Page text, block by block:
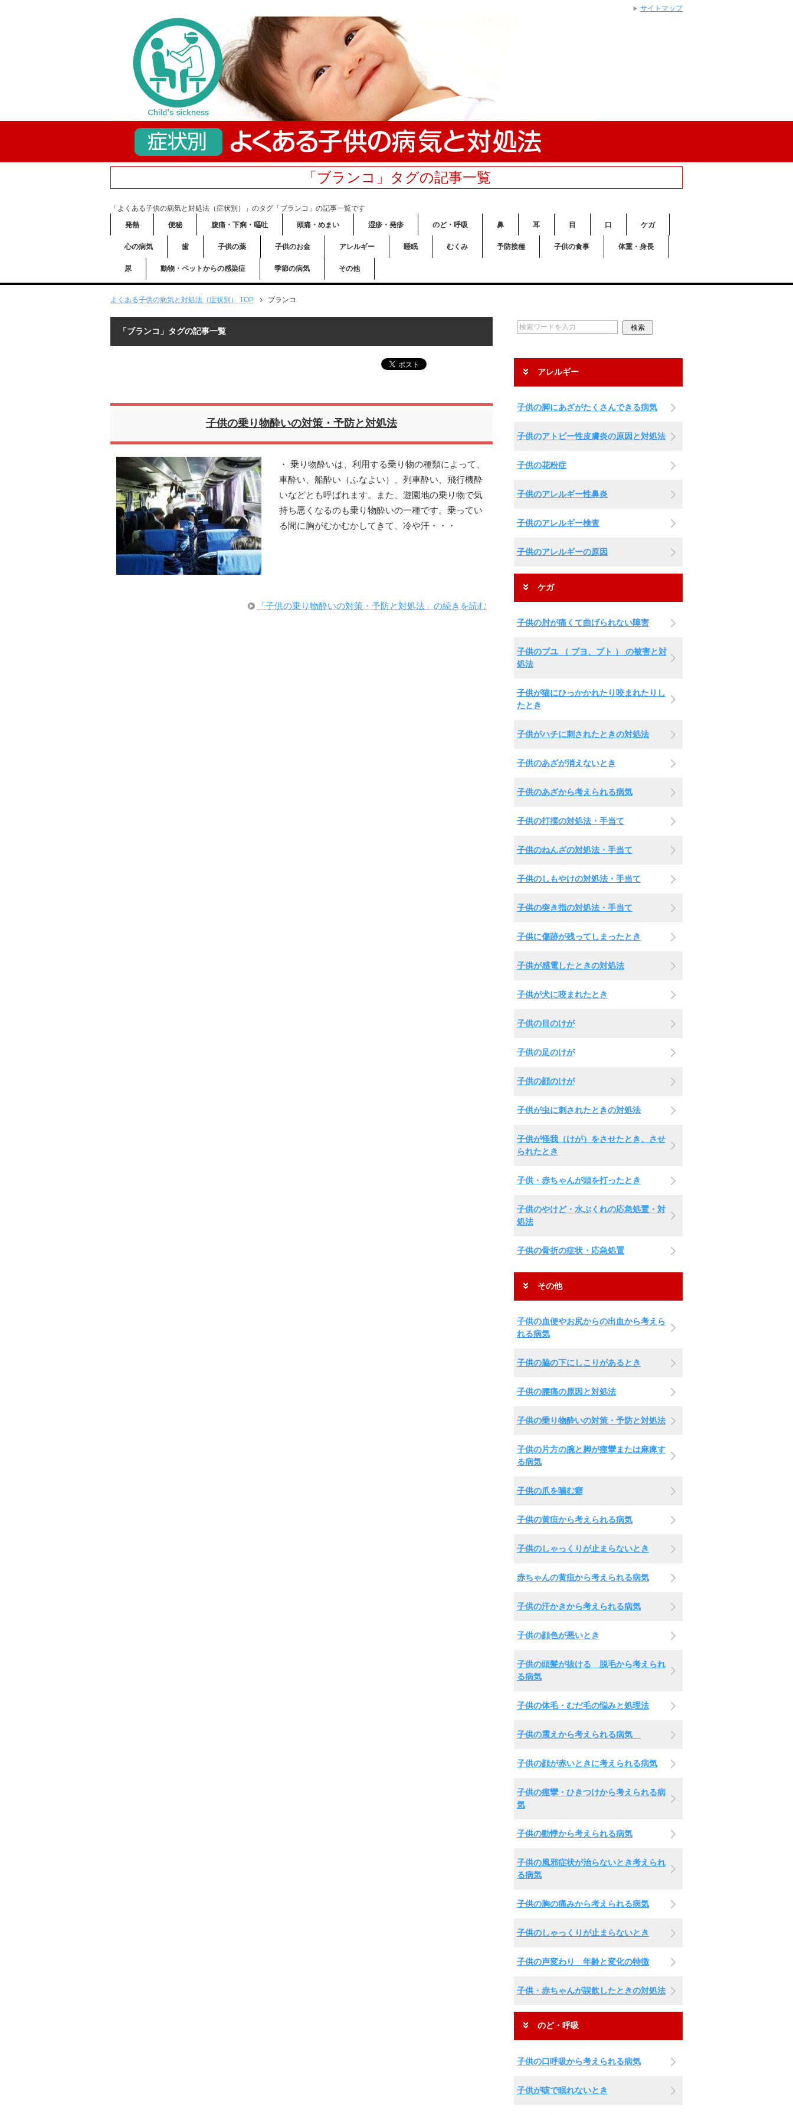
「ブランコ」タグの記事一覧
「よくある子供の病気と対処法（症状別）」のタグ「ブランコ」の記事一覧です
発熱
便秘 腹痛・下痢・嘔吐 頭痛・めまい 湿疹・発疹 のど・呼吸 鼻 耳 目 口 ケガ
心の病気 歯 子供の薬 子供のお金 アレルギー 睡眠 むくみ 予防接種 子供の食事 体重・身長
尿 動物・ペットからの感染症 季節の病気 その他
よくある子供の病気と対処法（症状別） TOP ブランコ
「ブランコ」タグの記事一覧
子供の乗り物酔いの対策・予防と対処法
・ 乗り物酔いは、利用する乗り物の種類によって、
車酔い、船酔い（ふなよい）、列車酔い、飛行機酔
いなどとも呼ばれます。また、遊園地の乗り物で気
持ち悪くなるのも乗り物酔いの一種です。乗ってい
る間に胸がむかむかしてきて、冷や汗・・・
「子供の乗り物酔いの対策・予防と対処法」の続きを読む
アレルギー
子供の脚にあざがたくさんできる病気
子供のアトピー性皮膚炎の原因と対処法
子供の花粉症
子供のアレルギー性鼻炎
子供のアレルギー検査
子供のアレルギーの原因
ケガ
子供の肘が痛くて曲げられない障害
子供のブユ （ ブヨ、ブト ） の被害と対
処法
子供が猫にひっかかれたり咬まれたりし
たとき
子供がハチに刺されたときの対処法
子供のあざが消えないとき
子供のあざから考えられる病気
子供の打撲の対処法・手当て
子供のねんざの対処法・手当て
子供のしもやけの対処法・手当て
子供の突き指の対処法・手当て
子供に傷跡が残ってしまったとき
子供が感電したときの対処法
子供が犬に咬まれたとき
子供の目のけが
子供の足のけが
子供の顔のけが
子供が虫に刺されたときの対処法
子供が怪我（けが）をさせたとき、させ
られたとき
子供・赤ちゃんが頭を打ったとき
子供のやけど・水ぶくれの応急処置・対
処法
子供の骨折の症状・応急処置
その他
子供の血便やお尻からの出血から考えら
れる病気
子供の脇の下にしこりがあるとき
子供の腰痛の原因と対処法
子供の乗り物酔いの対策・予防と対処法
子供の片方の腕と脚が痙攣または麻痺す
る病気
子供の爪を噛む癖
子供の黄疸から考えられる病気
子供のしゃっくりが止まらないとき
赤ちゃんの黄疸から考えられる病気
子供の汗かきから考えられる病気
子供の顔色が悪いとき
子供の頭髪が抜ける 脱毛から考えられ
る病気
子供の体毛・むだ毛の悩みと処理法
子供の震えから考えられる病気
子供の顔が赤いときに考えられる病気
子供の痙攣・ひきつけから考えられる病
気
子供の動悸から考えられる病気
子供の風邪症状が治らないとき考えられ
る病気
子供の胸の痛みから考えられる病気
子供のしゃっくりが止まらないとき
子供の声変わり 年齢と変化の特徴
子供・赤ちゃんが誤飲したときの対処法
のど・呼吸
子供の口呼吸から考えられる病気
子供が咳で眠れないとき
サイトマップ